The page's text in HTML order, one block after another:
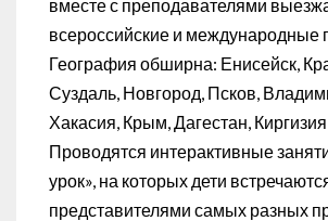
вместе с преподавателями
всероссийские и международные
География обширна: Енисейск,
Суздаль, Новгород, Псков,
Хакасия, Крым, Дагестан, Киргизия
Проводятся интерактивные
урок», на которых дети
представителями самых разных